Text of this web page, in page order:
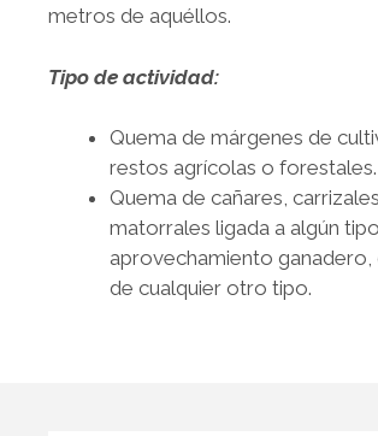
metros de aquéllos.
Tipo de actividad:
Quema de márgenes de
restos agrícolas o forestales.
Quema de cañares,
matorrales ligada a algún
aprovechamiento
de cualquier otro tipo.